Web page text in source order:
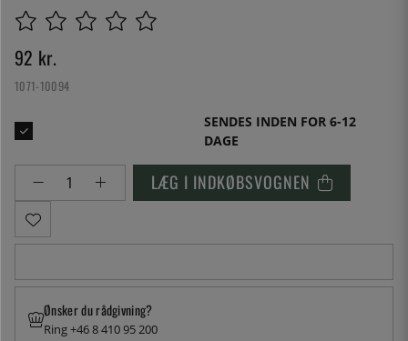
92 kr.
1071-10094
SENDES INDEN FOR 6-12
DAGE
LÆG I INDKØBSVOGNEN
Ønsker du rådgivning?
Ring +46 8 410 95 200